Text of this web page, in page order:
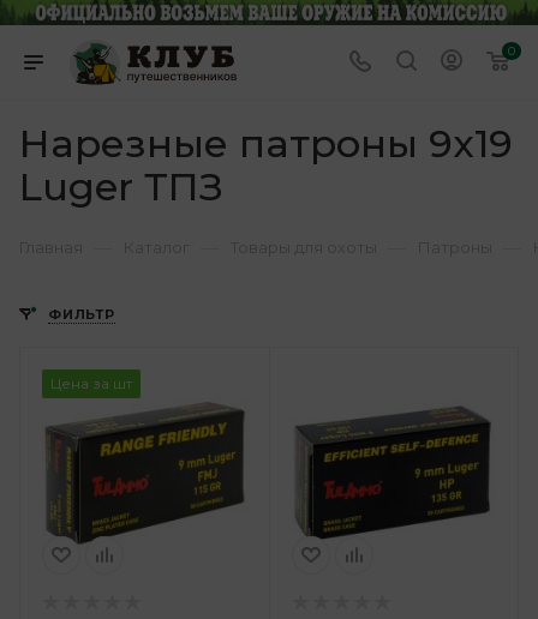
0
Нарезные патроны 9x19
Luger ТПЗ
ФИЛЬТР
Цена за шт